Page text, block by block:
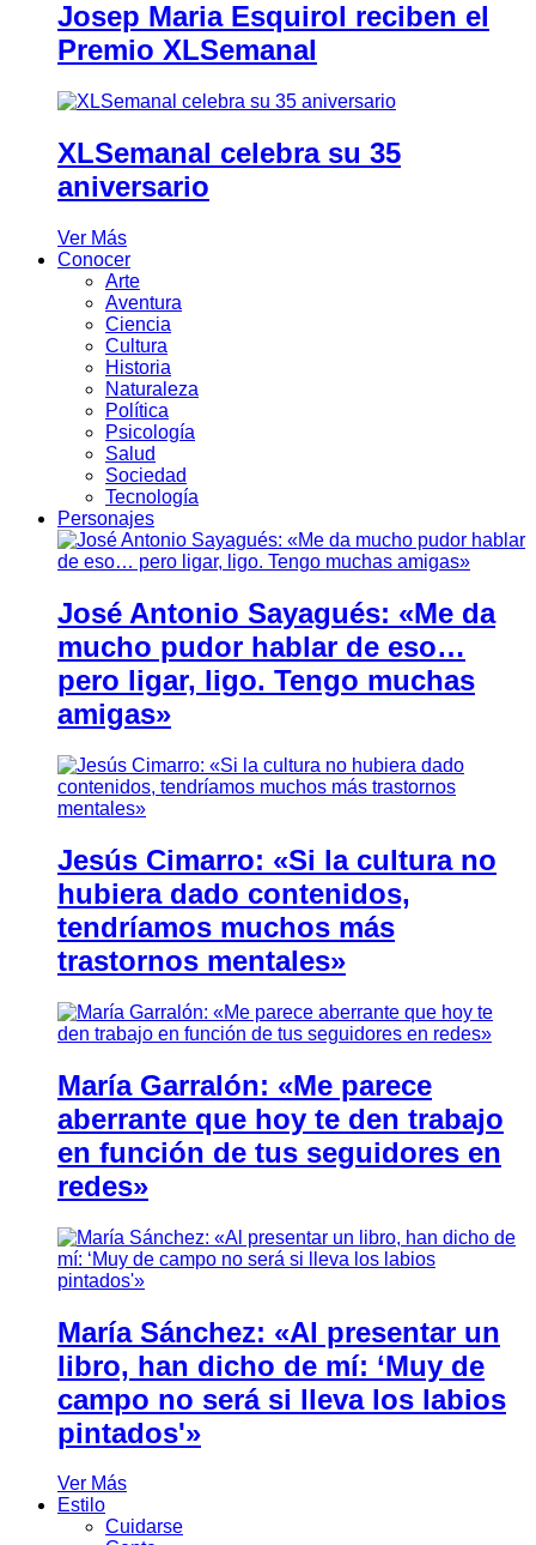
Josep Maria Esquirol reciben el
Premio XLSemanal
XLSemanal celebra su 35
aniversario
Ver Más
Conocer
Arte
Aventura
Ciencia
Cultura
Historia
Naturaleza
Política
Psicología
Salud
Sociedad
Tecnología
Personajes
José Antonio Sayagués: «Me da
mucho pudor hablar de eso…
pero ligar, ligo. Tengo muchas
amigas»
Jesús Cimarro: «Si la cultura no
hubiera dado contenidos,
tendríamos muchos más
trastornos mentales»
María Garralón: «Me parece
aberrante que hoy te den trabajo
en función de tus seguidores en
redes»
María Sánchez: «Al presentar un
libro, han dicho de mí: ‘Muy de
campo no será si lleva los labios
pintados'»
Ver Más
Estilo
Cuidarse